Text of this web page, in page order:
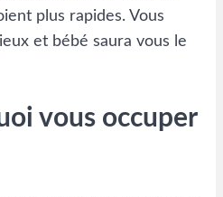
plus rapides. Vous
et bébé saura vous le
vous occuper